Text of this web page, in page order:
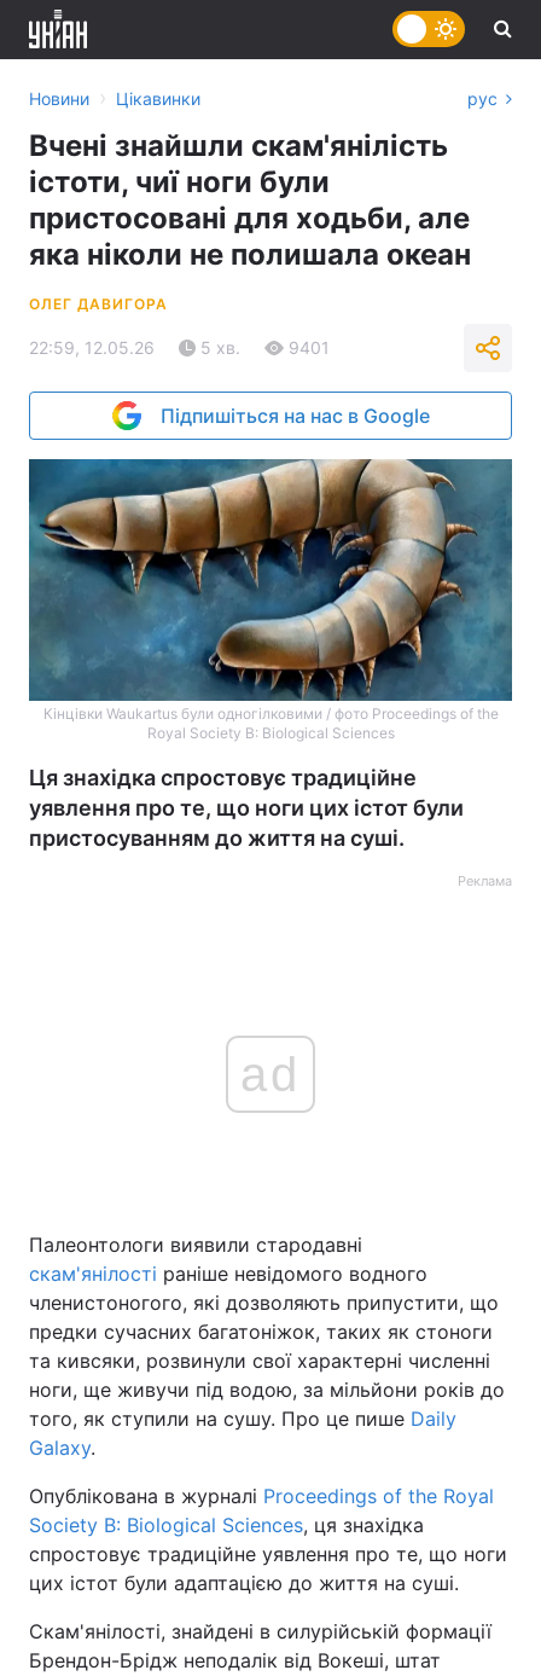
Україна Політика
Спорт Наука
Техно і зв'язок Лайт
Зброя
Здоров'я Туризм
Цікавинки Погода
Лонгріди
Новини › Цікавинки рус
Вчені знайшли скам'янілість
істоти, чиї ноги були
пристосовані для ходьби, але
яка ніколи не полишала океан
ОЛЕГ ДАВИГОРА
22:59, 12.05.26 5 хв. 9401
Підпишіться на нас в Google
Кінцівки Waukartus були одногілковими / фото Proceedings of the
Royal Society B: Biological Sciences
Ця знахідка спростовує традиційне
уявлення про те, що ноги цих істот були
пристосуванням до життя на суші.
Реклама
ad
Палеонтологи виявили стародавні
скам'янілості раніше невідомого водного
членистоногого, які дозволяють припустити, що
предки сучасних багатоніжок, таких як стоноги
та кивсяки, розвинули свої характерні численні
ноги, ще живучи під водою, за мільйони років до
того, як ступили на сушу. Про це пише Daily
Galaxy.
Опублікована в журналі Proceedings of the Royal
Society B: Biological Sciences, ця знахідка
спростовує традиційне уявлення про те, що ноги
цих істот були адаптацією до життя на суші.
Скам'янілості, знайдені в силурійській формації
Брендон-Брідж неподалік від Вокеші, штат